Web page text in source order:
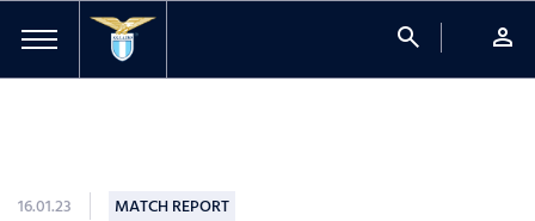
search person
16.01.23 MATCH REPORT